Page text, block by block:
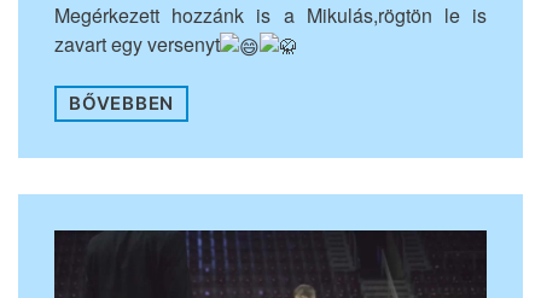
Megérkezett hozzánk is a Mikulás,rögtön le is
zavart egy versenyt
BŐVEBBEN